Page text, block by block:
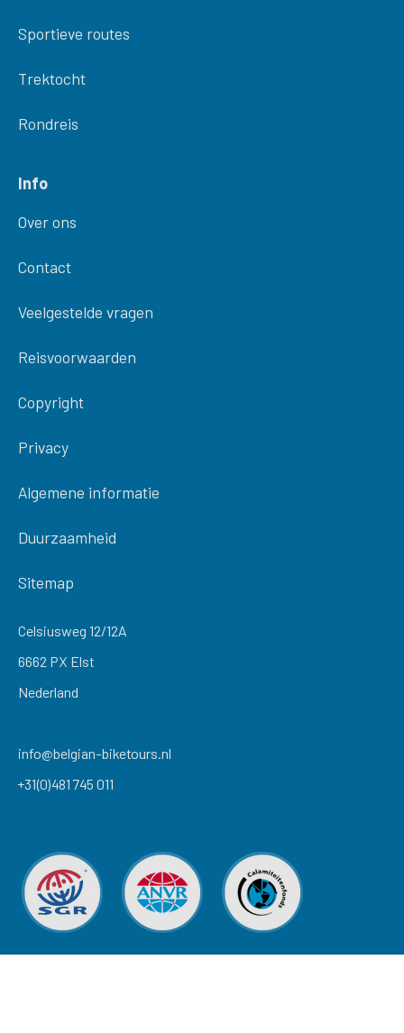
Sportieve routes
Trektocht
Rondreis
Info
Over ons
Contact
Veelgestelde vragen
Reisvoorwaarden
Copyright
Privacy
Algemene informatie
Duurzaamheid
Sitemap
Celsiusweg 12/12A
6662 PX Elst
Nederland
info@belgian-biketours.nl
+31(0)481 745 011